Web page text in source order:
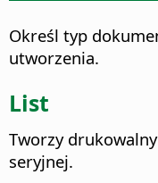
Określ typ
utworzenia.
List
Tworzy
seryjnej.